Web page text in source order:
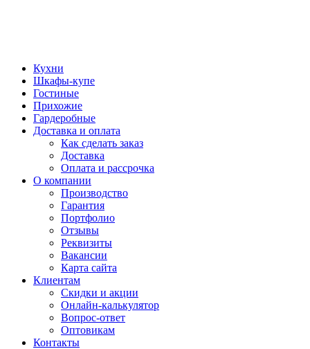
Кухни
Шкафы-купе
Гостиные
Прихожие
Гардеробные
Доставка и оплата
Как сделать заказ
Доставка
Оплата и рассрочка
О компании
Производство
Гарантия
Портфолио
Отзывы
Реквизиты
Вакансии
Карта сайта
Клиентам
Скидки и акции
Онлайн-калькулятор
Вопрос-ответ
Оптовикам
Контакты